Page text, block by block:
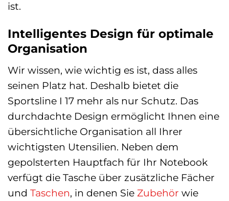
ist.
Intelligentes Design für optimale
Organisation
Wir wissen, wie wichtig es ist, dass alles
seinen Platz hat. Deshalb bietet die
Sportsline I 17 mehr als nur Schutz. Das
durchdachte Design ermöglicht Ihnen eine
übersichtliche Organisation all Ihrer
wichtigsten Utensilien. Neben dem
gepolsterten Hauptfach für Ihr Notebook
verfügt die Tasche über zusätzliche Fächer
und Taschen, in denen Sie Zubehör wie